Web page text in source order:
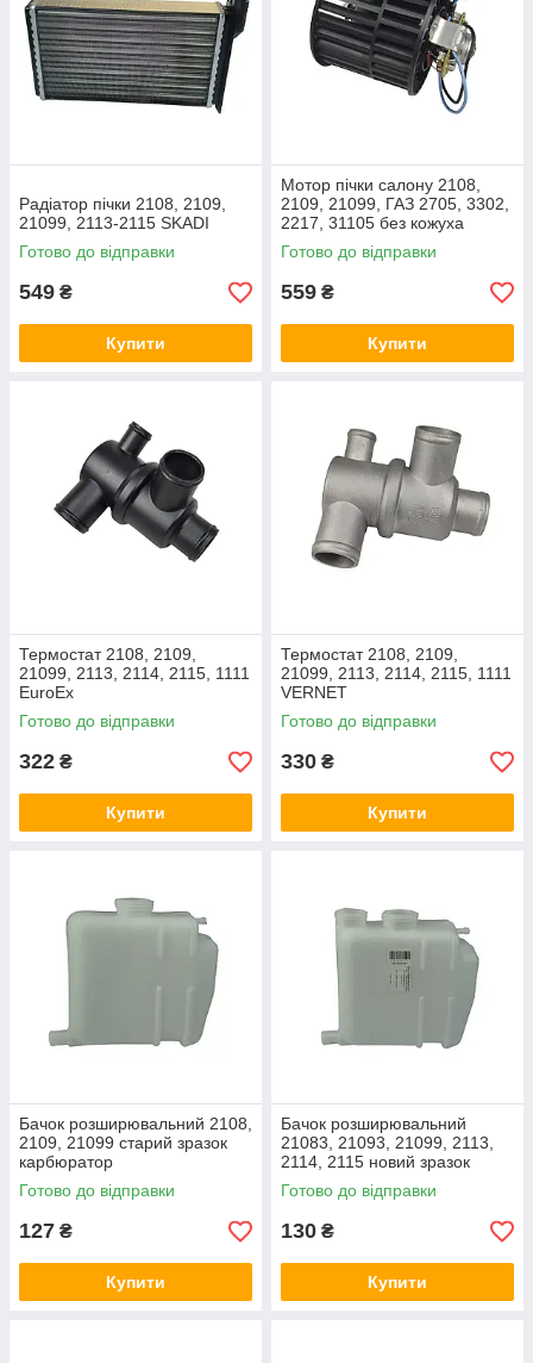
Радіатор пічки 2108, 2109,
21099, 2113-2115 SKADI
Готово до відправки
549 ₴
Купити
Мотор пічки салону 2108,
2109, 21099, ГАЗ 2705, 3302,
2217, 31105 без кожуха
(мотор обігрівача) Flagmus
Готово до відправки
559 ₴
Купити
Термостат 2108, 2109,
21099, 2113, 2114, 2115, 1111
EuroEx
Готово до відправки
322 ₴
Купити
Термостат 2108, 2109,
21099, 2113, 2114, 2115, 1111
VERNET
Готово до відправки
330 ₴
Купити
Бачок розширювальний 2108,
2109, 21099 старий зразок
карбюратор
Готово до відправки
127 ₴
Купити
Бачок розширювальний
21083, 21093, 21099, 2113,
2114, 2115 новий зразок
інжектор під датчик
Готово до відправки
130 ₴
Купити